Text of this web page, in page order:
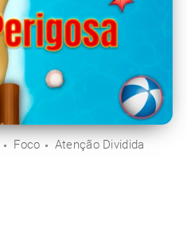
Foco Atenção Dividida